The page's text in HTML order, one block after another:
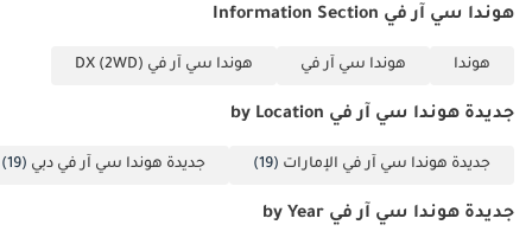
هوندا سي آر في Information Section
هوندا هوندا سي آر في هوندا سي آر في DX (2WD)
جديدة هوندا سي آر في by Location
جديدة هوندا سي آر في الإمارات (19) جديدة هوندا سي آر في دبي (19)
جديدة هوندا سي آر في by Year